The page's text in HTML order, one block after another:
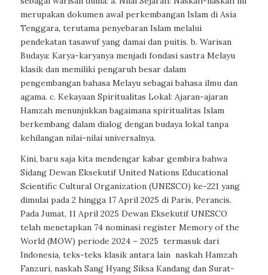
merupakan dokumen awal perkembangan Islam di Asia
Tenggara, terutama penyebaran Islam melalui
pendekatan tasawuf yang damai dan puitis. b. Warisan
Budaya: Karya-karyanya menjadi fondasi sastra Melayu
klasik dan memiliki pengaruh besar dalam
pengembangan bahasa Melayu sebagai bahasa ilmu dan
agama. c. Kekayaan Spiritualitas Lokal: Ajaran-ajaran
Hamzah menunjukkan bagaimana spiritualitas Islam
berkembang dalam dialog dengan budaya lokal tanpa
kehilangan nilai-nilai universalnya.
Kini, baru saja kita mendengar kabar gembira bahwa
Sidang Dewan Eksekutif United Nations Educational
Scientific Cultural Organization (UNESCO) ke-221 yang
dimulai pada 2 hingga 17 April 2025 di Paris, Perancis.
Pada Jumat, 11 April 2025 Dewan Eksekutif UNESCO
telah menetapkan 74 nominasi register Memory of the
World (MOW) periode 2024 – 2025 termasuk dari
Indonesia, teks-teks klasik antara lain naskah Hamzah
Fanzuri, naskah Sang Hyang Siksa Kandang dan Surat-